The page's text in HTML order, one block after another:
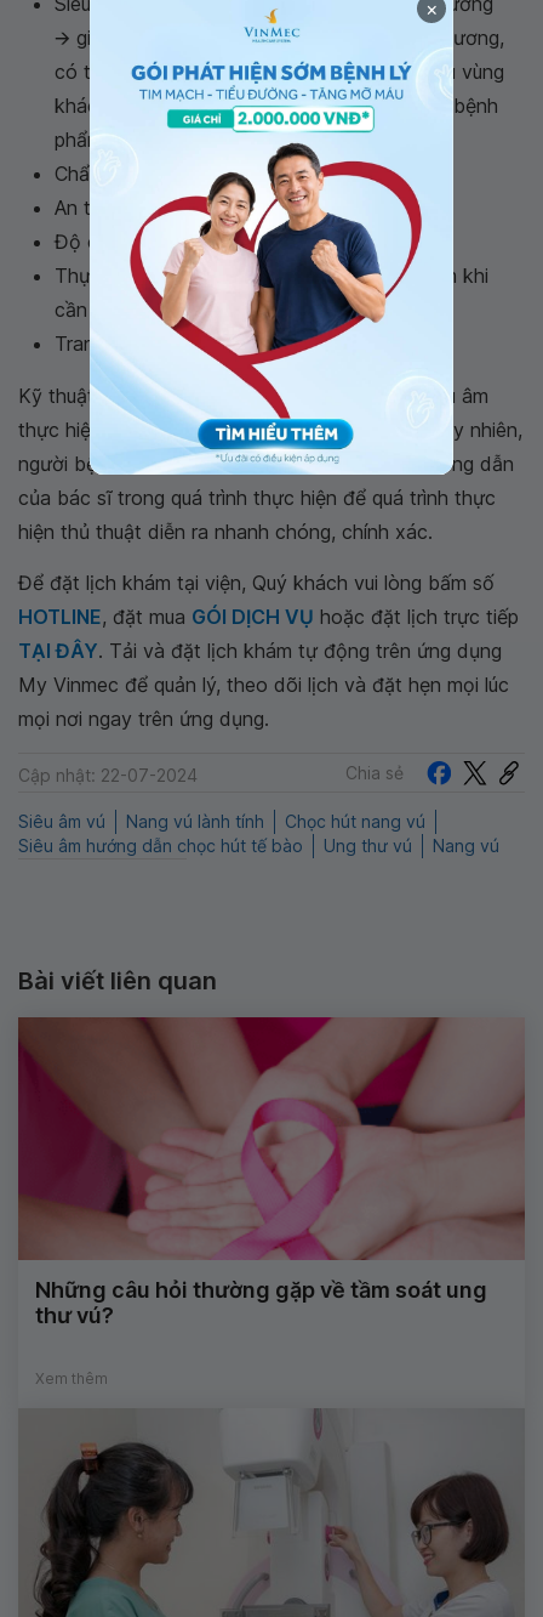
🡪 giúp bác sĩ đưa kim vào được đúng tổn thương,
có thể đổi hướng kim hoặc đưa kim tới nhiều vùng
khác nhau củanang vú🡪 cho phép lấy mẫu bệnh
phẩm nhiều và chính xác hơn;
Chẩn đoán nhanh.
An toàn, ít nguy cơ tai biến.
Độ chính xác cao.
Thực hiện đơn giản, có thể lặp lại xét nghiệm khi
cần thiết.
Trang thiết bị thực hiện kỹ thuật đơn giản.
Kỹ thuậtchọc hút nang vúdưới hướng dẫn siêu âm
thực hiện khá đơn giản và an toàn, ít tai biến. Tuy nhiên,
người bệnh vẫn cần tuân thủ đúng theo mọi hướng dẫn
của bác sĩ trong quá trình thực hiện để quá trình thực
hiện thủ thuật diễn ra nhanh chóng, chính xác.
Để đặt lịch khám tại viện, Quý khách vui lòng bấm số
HOTLINE, đặt mua GÓI DỊCH VỤ hoặc đặt lịch trực tiếp
TẠI ĐÂY. Tải và đặt lịch khám tự động trên ứng dụng
My Vinmec để quản lý, theo dõi lịch và đặt hẹn mọi lúc
mọi nơi ngay trên ứng dụng.
Cập nhật: 22-07-2024 Chia sẻ
Siêu âm vú Nang vú lành tính
Chọc hút nang vú
Siêu âm hướng dẫn chọc hút tế bào
Ung thư vú Nang vú
Bài viết liên quan
Những câu hỏi thường gặp về tầm soát ung
thư vú?
Xem thêm
×